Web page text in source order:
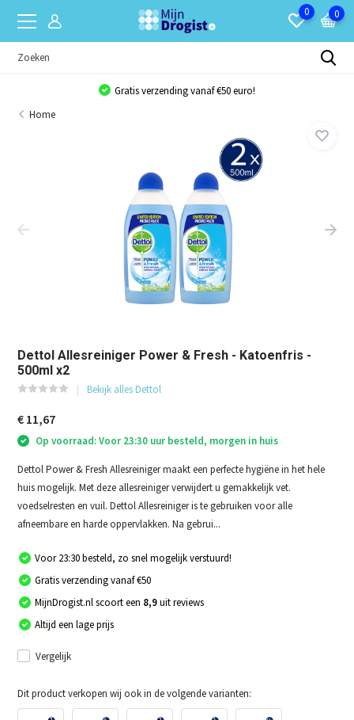
0 0
Gratis verzending vanaf €50 euro!
Home
Dettol Allesreiniger Power & Fresh - Katoenfris -
500ml x2
Bekijk alles Dettol
€ 11,67
Op voorraad: Voor 23:30 uur besteld, morgen in huis
Dettol Power & Fresh Allesreiniger maakt een perfecte hygiëne in het hele
huis mogelijk. Met deze allesreiniger verwijdert u gemakkelijk vet.
voedselresten en vuil. Dettol Allesreiniger is te gebruiken voor alle
afneembare en harde oppervlakken. Na gebrui...
Voor 23:30 besteld, zo snel mogelijk verstuurd!
Gratis verzending vanaf €50
MijnDrogist.nl scoort een 8,9uit reviews
Altijd een lage prijs
Vergelijk
Dit product verkopen wij ook in de volgende varianten: